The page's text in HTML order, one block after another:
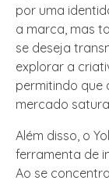
por uma
a marca, mas
se deseja
explorar a
permitindo que
mercado
Além disso, o
ferramenta de
Ao se